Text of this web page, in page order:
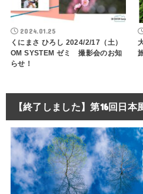
2024.01.25
くにまさ ひろし 2024/2/17（土）
OM SYSTEM ゼミ 撮影会のお知
らせ！
【終了しました】第16回日